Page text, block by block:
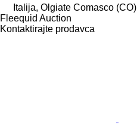
Italija, Olgiate Comasco (CO)
Fleequid Auction
Kontaktirajte prodavca